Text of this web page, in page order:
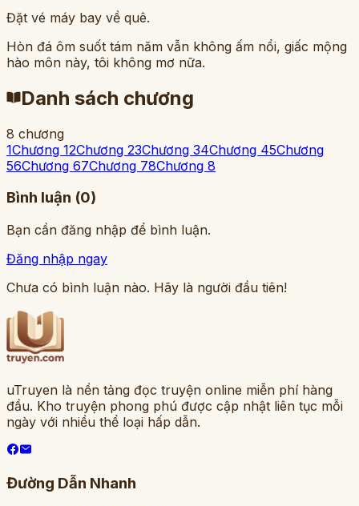
Đặt vé máy bay về quê.
Hòn đá ôm suốt tám năm vẫn không ấm nổi, giấc mộng
hào môn này, tôi không mơ nữa.
Danh sách chương
8 chương
1Chương 12Chương 23Chương 34Chương 45Chương
56Chương 67Chương 78Chương 8
Bình luận (0)
Bạn cần đăng nhập để bình luận.
Đăng nhập ngay
Chưa có bình luận nào. Hãy là người đầu tiên!
uTruyen là nền tảng đọc truyện online miễn phí hàng
đầu. Kho truyện phong phú được cập nhật liên tục mỗi
ngày với nhiều thể loại hấp dẫn.
Đường Dẫn Nhanh